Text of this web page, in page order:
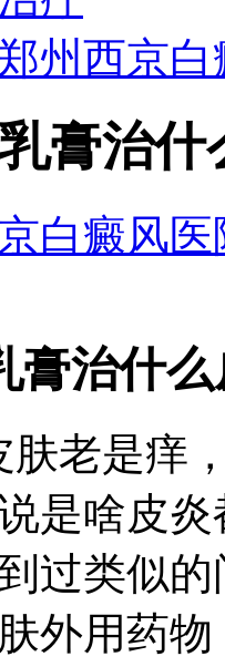
州西京
膏治什
白癜风医
膏治什
肤老是痒
是啥皮
过类似
外用药